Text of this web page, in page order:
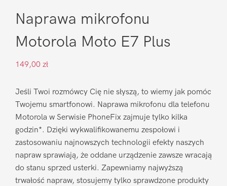
Naprawa mikrofonu
Motorola Moto E7 Plus
149,00 zł
Jeśli Twoi rozmówcy Cię nie słyszą, to wiemy jak pomóc
Twojemu smartfonowi. Naprawa mikrofonu dla telefonu
Motorola w Serwisie PhoneFix zajmuje tylko kilka
godzin*. Dzięki wykwalifikowanemu zespołowi i
zastosowaniu najnowszych technologii efekty naszych
napraw sprawiają, że oddane urządzenie zawsze wracają
do stanu sprzed usterki. Zapewniamy najwyższą
trwałość napraw, stosujemy tylko sprawdzone produkty